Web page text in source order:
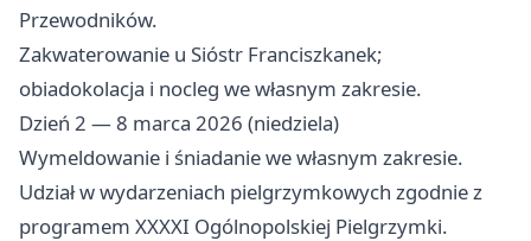
Przewodników.
Zakwaterowanie u Sióstr Franciszkanek;
obiadokolacja i nocleg we własnym zakresie.
Dzień 2 — 8 marca 2026 (niedziela)
Wymeldowanie i śniadanie we własnym zakresie.
Udział w wydarzeniach pielgrzymkowych zgodnie z
programem XXXXI Ogólnopolskiej Pielgrzymki.